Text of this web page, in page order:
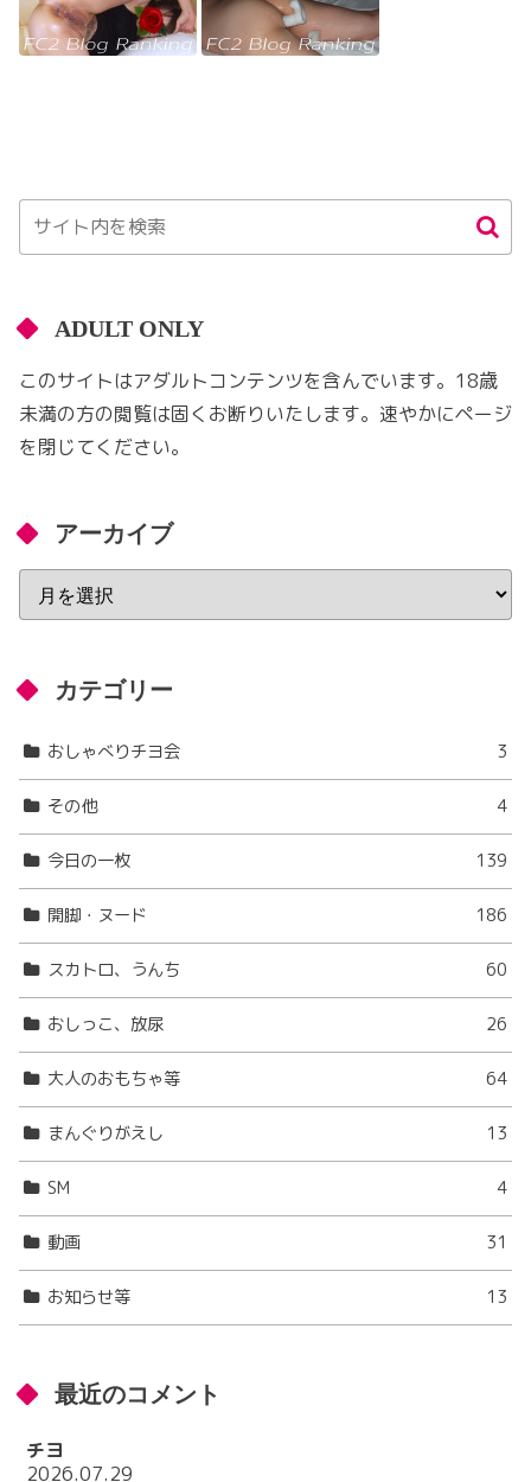
ADULT ONLY
このサイトはアダルトコンテンツを含んでいます。18歳
未満の方の閲覧は固くお断りいたします。速やかにページ
を閉じてください。
アーカイブ
カテゴリー
おしゃべりチヨ会 3
その他 4
今日の一枚 139
開脚・ヌード 186
スカトロ、うんち 60
おしっこ、放尿 26
大人のおもちゃ等 64
まんぐりがえし 13
SM 4
動画 31
お知らせ等 13
最近のコメント
チヨ
2026.07.29